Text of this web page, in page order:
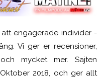
engagerade individer -
Vi ger er recensioner,
mycket mer. Sajten
2018, och ger allt